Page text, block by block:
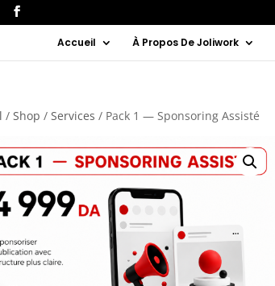
Accueil À Propos De Joliwork
/Shop /Services / Pack 1 — Sponsoring Assisté